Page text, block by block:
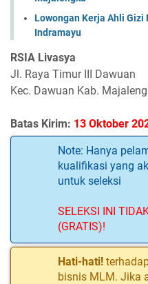
Lowongan Kerja Ahli Gizi
Indramayu
RSIA Livasya
Jl. Raya Timur III Dawuan
Kec. Dawuan Kab.
Batas Kirim: 13 Oktober
Note: Hanya
kualifikasi yang
untuk seleksi
SELEKSI INI
(GRATIS)!
Hati-hati!
bisnis MLM. Jika